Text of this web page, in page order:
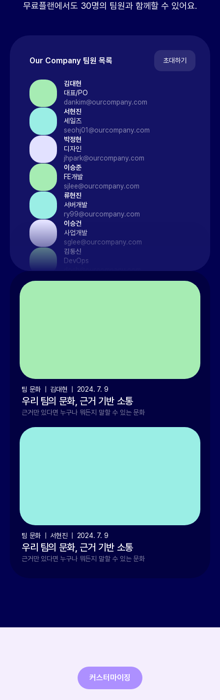
무료플랜에서도 30명의 팀원과 함께할 수 있어요.
Our Company 팀원 목록 초대하기
김대현
대표/PO
dankim@ourcompany.com
서현진
세일즈
seohj01@ourcompany.com
박정현
디자인
jhpark@ourcompany.com
이승준
FE개발
sjlee@ourcompany.com
류현진
서버개발
ry99@ourcompany.com
이승건
사업개발
sglee@ourcompany.com
김동신
DevOps
dosh@ourcompany.com
채소연
팀 문화  |  김대현  |  2024. 7. 9
우리 팀의 문화, 근거 기반 소통
근거만 있다면 누구나 뭐든지 말할 수 있는 문화
팀 문화  |  서현진  |  2024. 7. 9
우리 팀의 문화, 근거 기반 소통
근거만 있다면 누구나 뭐든지 말할 수 있는 문화
커스터마이징